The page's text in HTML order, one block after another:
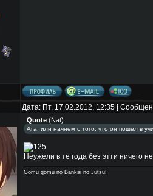
Дата: Пт, 17.02.2012, 12:35 |
Quote(Nat)
Ага, или начнем с того, что он пошел в
Неужели в те года без этти ничего
Gomu gomu no Bankai no Jutsu!